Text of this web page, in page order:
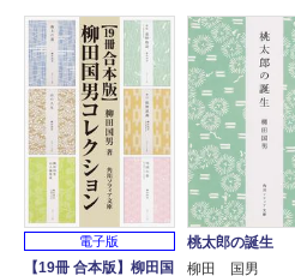
電子版
【19冊 合本版】柳田国
桃太郎の誕生
柳田 国男